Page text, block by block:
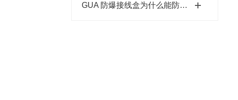
GUA 防爆接线盒为什么能防爆？